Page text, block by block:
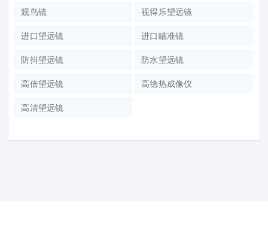
观鸟镜 视得乐望远镜
进口望远镜 进口瞄准镜
防抖望远镜 防水望远镜
高倍望远镜 高德热成像仪
高清望远镜